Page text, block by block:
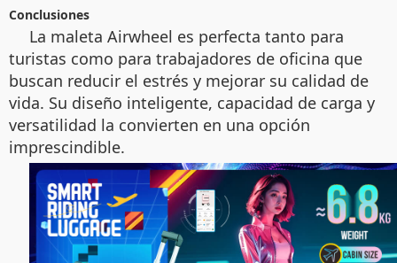
Conclusiones
La maleta Airwheel es perfecta tanto para
turistas como para trabajadores de oficina que
buscan reducir el estrés y mejorar su calidad de
vida. Su diseño inteligente, capacidad de carga y
versatilidad la convierten en una opción
imprescindible.